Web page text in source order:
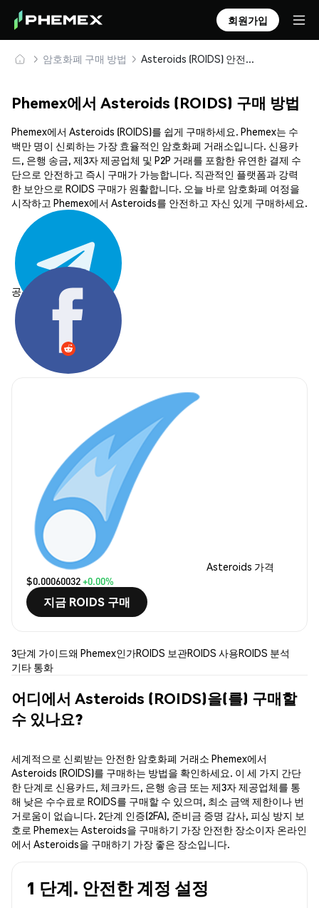
회원가입
암호화폐 구매 방법 Asteroids (ROIDS) 안전하게 구매 및 보관
Phemex에서 Asteroids (ROIDS) 구매 방법
Phemex에서 Asteroids (ROIDS)를 쉽게 구매하세요. Phemex는 수
백만 명이 신뢰하는 가장 효율적인 암호화폐 거래소입니다. 신용카
드, 은행 송금, 제3자 제공업체 및 P2P 거래를 포함한 유연한 결제 수
단으로 안전하고 즉시 구매가 가능합니다. 직관적인 플랫폼과 강력
한 보안으로 ROIDS 구매가 원활합니다. 오늘 바로 암호화폐 여정을
시작하고 Phemex에서 Asteroids를 안전하고 자신 있게 구매하세요.
공유하기:
Asteroids 가격
$0.00060032+0.00%
지금 ROIDS 구매
3단계 가이드왜 Phemex인가ROIDS 보관ROIDS 사용ROIDS 분석
기타 통화
어디에서 Asteroids (ROIDS)을(를) 구매할
수 있나요?
세계적으로 신뢰받는 안전한 암호화폐 거래소 Phemex에서
Asteroids (ROIDS)를 구매하는 방법을 확인하세요. 이 세 가지 간단
한 단계로 신용카드, 체크카드, 은행 송금 또는 제3자 제공업체를 통
해 낮은 수수료로 ROIDS를 구매할 수 있으며, 최소 금액 제한이나 번
거로움이 없습니다. 2단계 인증(2FA), 준비금 증명 감사, 피싱 방지 보
호로 Phemex는 Asteroids을 구매하기 가장 안전한 장소이자 온라인
에서 Asteroids을 구매하기 가장 좋은 장소입니다.
1 단계. 안전한 계정 설정